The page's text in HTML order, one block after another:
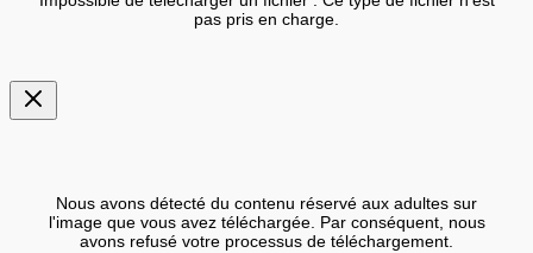
pas pris en charge.
Nous avons détecté du contenu réservé aux adultes sur
l'image que vous avez téléchargée. Par conséquent, nous
avons refusé votre processus de téléchargement.